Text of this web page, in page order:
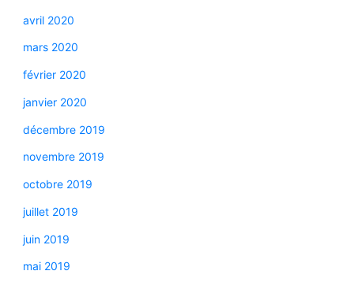
avril 2020
mars 2020
février 2020
janvier 2020
décembre 2019
novembre 2019
octobre 2019
juillet 2019
juin 2019
mai 2019